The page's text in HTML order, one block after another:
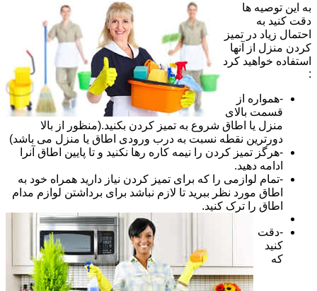
به این توصیه ها
دقت کنید به
احتمال زیاد در تمیز
کردن منزل از آنها
استفاده خواهید کرد
:
-همواره از
قسمت بالای
منزل یا اطاق شروع به تمیز کردن بکنید.(منظور از بالا
دورترین نقطه نسبت به درب ورودی اطاق یا منزل می باشد)
-هرگز تمیز کردن را نیمه کاره رها نکنید و تا پایین اطاق آنرا
ادامه دهید.
-تمام لوازمی را که برای تمیز کردن نیاز دارید همراه خود به
اطاق مورد نظر ببرید تا لازم نباشد برای برداشتن لوازم مدام
اطاق را ترک کنید.
-دقت
کنید
که